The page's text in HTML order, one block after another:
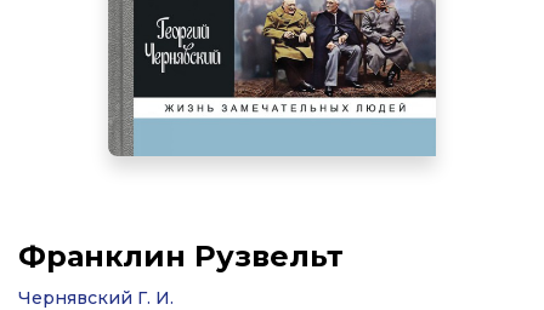
Франклин Рузвельт
Чернявский Г. И.